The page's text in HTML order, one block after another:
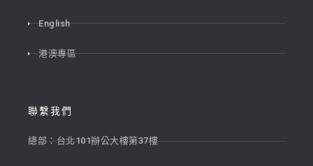
English
港澳專區
聯繫我們
總部：台北101辦公大樓第37樓